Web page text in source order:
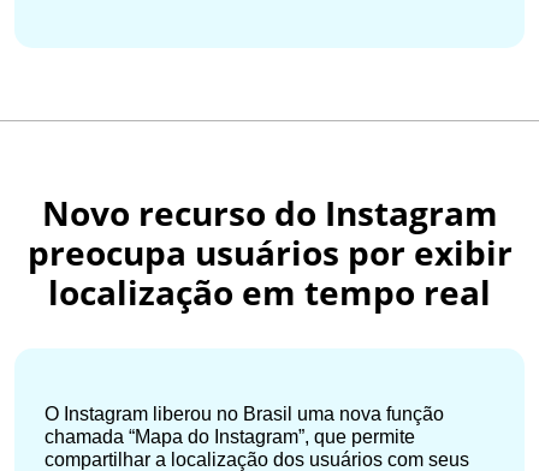
Novo recurso do Instagram
preocupa usuários por exibir
localização em tempo real
O Instagram liberou no Brasil uma nova função
chamada “Mapa do Instagram”, que permite
compartilhar a localização dos usuários com seus